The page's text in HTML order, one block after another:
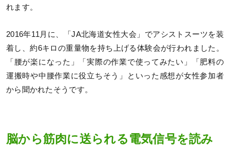
れます。
2016年11月に、「JA北海道女性大会」でアシストスーツを装
着し、約6キロの重量物を持ち上げる体験会が行われました。
「腰が楽になった」「実際の作業で使ってみたい」「肥料の
運搬時や中腰作業に役立ちそう」といった感想が女性参加者
から聞かれたそうです。
脳から筋肉に送られる電気信号を読み